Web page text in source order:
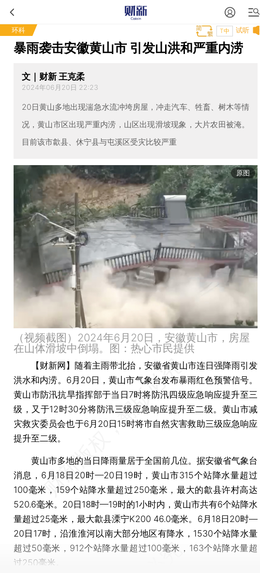
环科 试听
T中
暴雨袭击安徽黄山市 引发山洪和严重内涝
文｜财新 王克柔
2024年06月20日 22:23
20日黄山多地出现湍急水流冲垮房屋，冲走汽车、牲畜、树木等情
况，黄山市区出现严重内涝，山区出现滑坡现象，大片农田被淹。
目前该市歙县、休宁县与屯溪区受灾比较严重
原图
（视频截图）2024年6月20日，安徽黄山市，房屋
在山体滑坡中倒塌。图：热心市民提供
【财新网】 随着主雨带北抬，安徽省黄山市连日强降雨引发
洪水和内涝。6月20日，黄山市气象台发布暴雨红色预警信号。
黄山市防汛抗旱指挥部于当日7时将防汛四级应急响应提升至三
级，又于12时30分将防汛三级应急响应提升至二级。黄山市减
灾救灾委员会也于6月20日15时将市自然灾害救助三级应急响应
提升至二级。
黄山市多地的当日降雨量居于全国前几位。据安徽省气象台
消息，6月18日20时—20日19时，黄山市315个站降水量超过
100毫米，159个站降水量超过250毫米，最大的歙县许村高达
520.6毫米。20日18时—19时的1小时内，黄山市共有6个站降水
量超过25毫米，最大歙县溧宁K200 46.0毫米。6月18日20时—
20日17时，沿淮淮河以南大部分地区有降水，1530个站降水量
超过50毫米，912个站降水量超过100毫米，163个站降水量超
过250毫米。